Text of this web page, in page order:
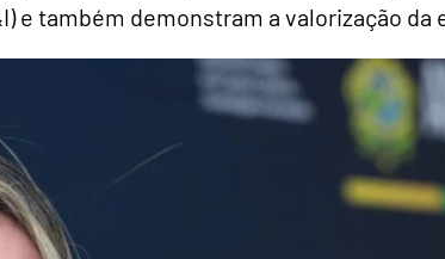
e também demonstram a valorização da